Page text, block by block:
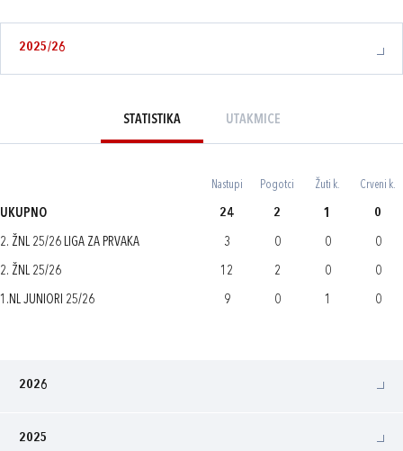
2025/26
STATISTIKA UTAKMICE
Nastupi Pogotci Žuti k. Crveni k.
UKUPNO 24 2 1 0
2. ŽNL 25/26 LIGA ZA PRVAKA 3 0 0 0
2. ŽNL 25/26 12 2 0 0
1.NL JUNIORI 25/26 9 0 1 0
2026
2025